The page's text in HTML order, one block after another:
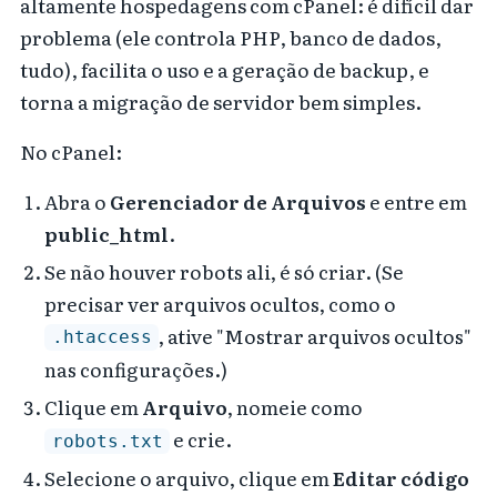
problema (ele controla PHP, banco de dados,
tudo), facilita o uso e a geração de backup, e
torna a migração de servidor bem simples.
No cPanel:
Abra o Gerenciador de Arquivos e entre em
public_html.
Se não houver robots ali, é só criar. (Se
precisar ver arquivos ocultos, como o
.htaccess , ative "Mostrar arquivos ocultos"
nas configurações.)
Clique em Arquivo, nomeie como
robots.txt
e crie.
Selecione o arquivo, clique emEditar código